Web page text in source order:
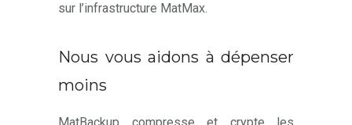
sur l’infrastructure MatMax.
Nous vous aidons à dépenser
moins